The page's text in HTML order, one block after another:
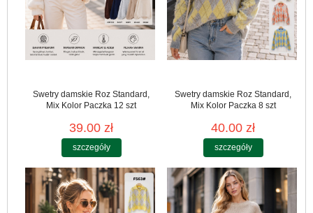
Swetry damskie Roz Standard,
Mix Kolor Paczka 12 szt
39.00 zł
szczegóły
Swetry damskie Roz Standard,
Mix Kolor Paczka 8 szt
40.00 zł
szczegóły